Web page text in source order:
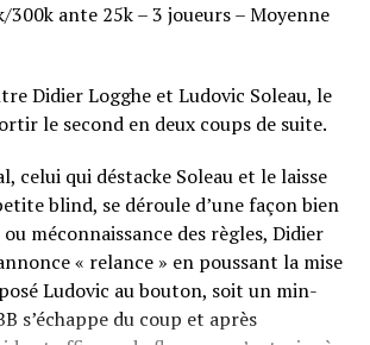
300k ante 25k – 3 joueurs – Moyenne
Didier Logghe et Ludovic Soleau, le
le second en deux coups de suite.
celui qui déstacke Soleau et le laisse
blind, se déroule d’une façon bien
méconnaissance des règles, Didier
« relance » en poussant la mise
Ludovic au bouton, soit un min-
s’échappe du coup et après